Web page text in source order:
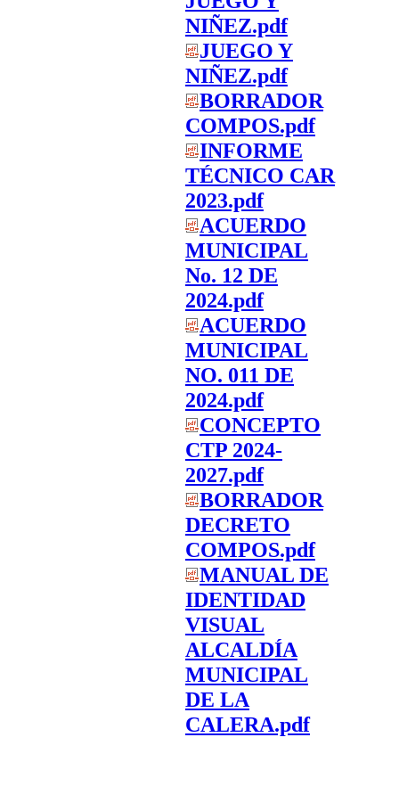
NIÑEZ.pdf
JUEGO Y
NIÑEZ.pdf
BORRADOR
COMPOS.pdf
INFORME
TÉCNICO CAR
2023.pdf
ACUERDO
MUNICIPAL
No. 12 DE
2024.pdf
ACUERDO
MUNICIPAL
NO. 011 DE
2024.pdf
CONCEPTO
CTP 2024-
2027.pdf
BORRADOR
DECRETO
COMPOS.pdf
MANUAL DE
IDENTIDAD
VISUAL
ALCALDÍA
MUNICIPAL
DE LA
CALERA.pdf